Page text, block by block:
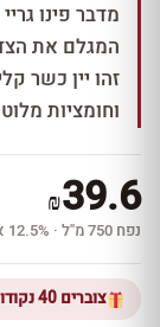
מדבר פינו
המגלם את הצד
זהו יין כשר
וחומציות
₪39.6
נפח 750 מ''ל · 12.5% אלכ׳
צוברים 40 נקודות קאשבק ברכישת מוצר זה